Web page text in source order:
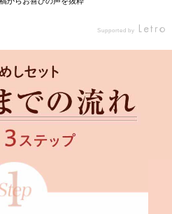
の好きな人と繋がりたい #グルメ好きな
Supported by